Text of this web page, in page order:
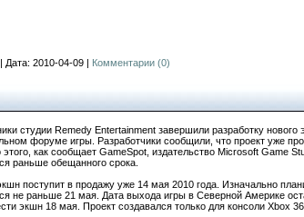
Дата: 2010-04-09 | Комментарии (0)
студии Remedy Entertainment завершили разработку
форуме игры. Разработчики сообщили, что проект уже
как сообщает GameSpot, издательство Microsoft Game
раньше обещанного срока.
поступит в продажу уже 14 мая 2010 года. Изначально
не раньше 21 мая. Дата выхода игры в Северной Америке
экшн 18 мая. Проект создавался только для консоли Xbox